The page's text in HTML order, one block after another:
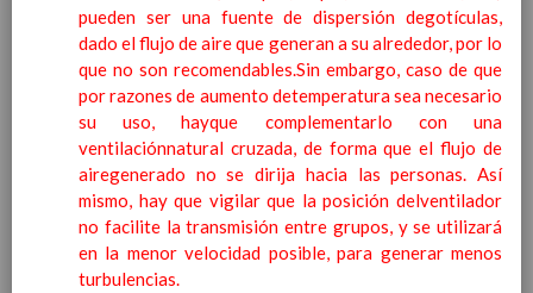
ConcreciÃ³n curricular
para la etapa. Perfiles de
Ã¡rea y de
competencias
Ãrea de Lengua Extranjera
(inglÃ©s)
Objetivos del Ã¡rea
ContribuciÃ³n del Ã¡rea a
las competencias clave
ConcreciÃ³n curricular
pueden ser una fuente de dispersión degotículas,
dado el flujo de aire que generan a su alrededor, por lo
que no son recomendables.Sin embargo, caso de que
por razones de aumento detemperatura sea necesario
su uso, hayque complementarlo con una
ventilaciónnatural cruzada, de forma que el flujo de
airegenerado no se dirija hacia las personas. Así
mismo, hay que vigilar que la posición delventilador
no facilite la transmisión entre grupos, y se utilizará
en la menor velocidad posible, para generar menos
turbulencias.